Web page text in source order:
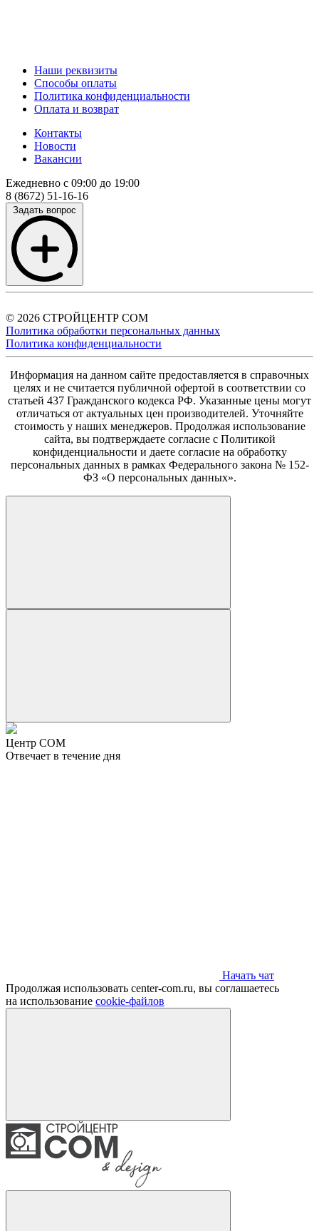
Наши реквизиты
Способы оплаты
Политика конфиденциальности
Оплата и возврат
Контакты
Новости
Вакансии
Ежедневно с 09:00 до 19:00
8 (8672) 51-16-16
Задать вопрос
© 2026 СТРОЙЦЕНТР СОМ
Политика обработки персональных данных
Политика конфиденциальности
Информация на данном сайте предоставляется в справочных
целях и не считается публичной офертой в соответствии со
статьей 437 Гражданского кодекса РФ. Указанные цены могут
отличаться от актуальных цен производителей. Уточняйте
стоимость у наших менеджеров. Продолжая использование
сайта, вы подтверждаете согласие с Политикой
конфиденциальности и даете согласие на обработку
персональных данных в рамках Федерального закона № 152-
ФЗ «О персональных данных».
Центр СОМ
Отвечает в течение дня
Начать чат
Продолжая использовать center-com.ru, вы соглашаетесь
на использование cookie-файлов